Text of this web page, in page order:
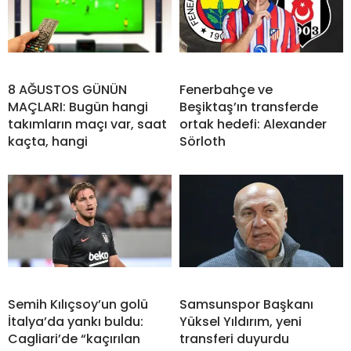
8 AĞUSTOS GÜNÜN
MAÇLARI: Bugün hangi
takımların maçı var, saat
kaçta, hangi
Fenerbahçe ve
Beşiktaş’ın transferde
ortak hedefi: Alexander
Sörloth
Semih Kılıçsoy’un golü
İtalya’da yankı buldu:
Cagliari’de “kaçırılan
Samsunspor Başkanı
Yüksel Yıldırım, yeni
transferi duyurdu